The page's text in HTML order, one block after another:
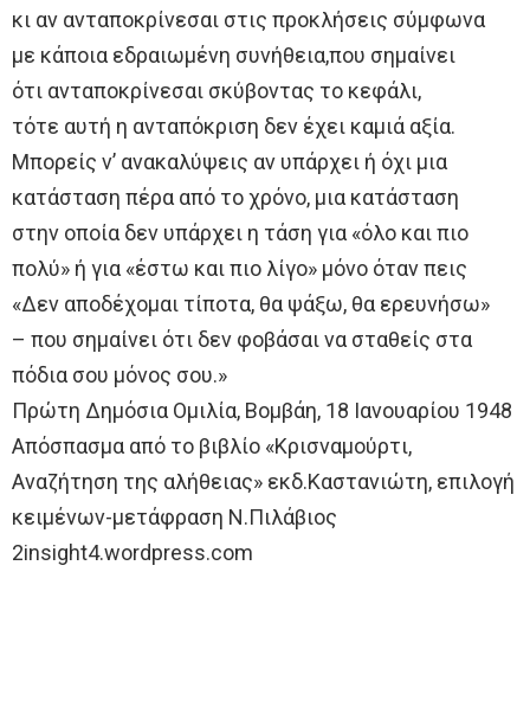
κι αν ανταποκρίνεσαι στις προκλήσεις σύμφωνα
με κάποια εδραιωμένη συνήθεια,που σημαίνει
ότι ανταποκρίνεσαι σκύβοντας το κεφάλι,
τότε αυτή η ανταπόκριση δεν έχει καμιά αξία.
Μπορείς ν’ ανακαλύψεις αν υπάρχει ή όχι μια
κατάσταση πέρα από το χρόνο, μια κατάσταση
στην οποία δεν υπάρχει η τάση για «όλο και πιο
πολύ» ή για «έστω και πιο λίγο» μόνο όταν πεις
«Δεν αποδέχομαι τίποτα, θα ψάξω, θα ερευνήσω»
– που σημαίνει ότι δεν φοβάσαι να σταθείς στα
πόδια σου μόνος σου.»
Πρώτη Δημόσια Ομιλία, Βομβάη, 18 Ιανουαρίου 1948
Απόσπασμα από το βιβλίο «Κρισναμούρτι,
Αναζήτηση της αλήθειας» εκδ.Καστανιώτη, επιλογή
κειμένων-μετάφραση Ν.Πιλάβιος
2insight4.wordpress.com